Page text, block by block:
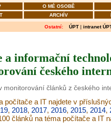
O MÉ OSOBĚ
ARCHÍV
Ostatní: ÚPT | intranet
a informační
českého
monitorování článků z českého
počítače a IT najdete v
, 2018, 2017, 2016, 2015, 2014,
článků na téma počítače a IT